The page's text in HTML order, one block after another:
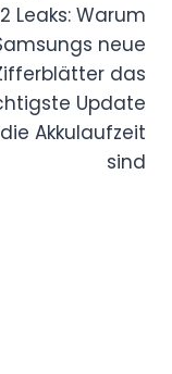
Leaks: Warum
neue
das
Update
Akkulaufzeit
sind